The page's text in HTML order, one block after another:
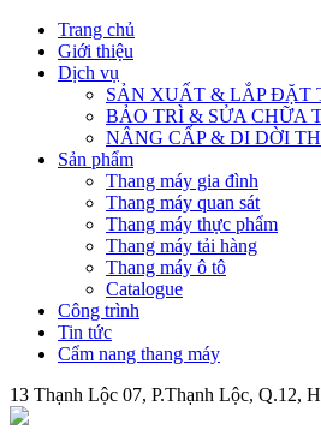
Trang chủ
Giới thiệu
Dịch vụ
SẢN XUẤT & LẮP ĐẶT
BẢO TRÌ & SỬA CHỮA
NÂNG CẤP & DI DỜI
Sản phẩm
Thang máy gia đình
Thang máy quan sát
Thang máy thực phẩm
Thang máy tải hàng
Thang máy ô tô
Catalogue
Công trình
Tin tức
Cẩm nang thang máy
13 Thạnh Lộc 07, P.Thạnh Lộc, Q.12,